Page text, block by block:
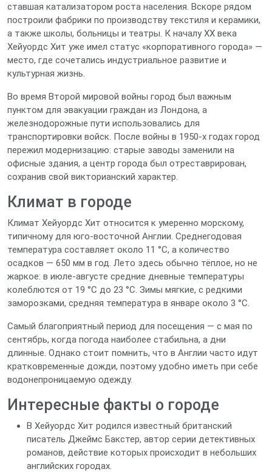
ставшая катализатором роста населения. Вскоре рядом
построили фабрики по производству текстиля и керамики,
а также школы, больницы и театры. К началу XX века
Хейуордс Хит уже имел статус «корпоративного города» —
место, где сочетались индустриальное развитие и
культурная жизнь.
Во время Второй мировой войны город был важным
пунктом для эвакуации граждан из Лондона, а
железнодорожные пути использовались для
транспортировки войск. После войны в 1950‑х годах город
пережил модернизацию: старые заводы заменили на
офисные здания, а центр города был отреставрирован,
сохранив свой викторианский характер.
Климат в городе
Климат Хейуордс Хит относится к умеренно морскому,
типичному для юго‑восточной Англии. Среднегодовая
температура составляет около 11 °C, а количество
осадков — 650 мм в год. Лето здесь обычно тёплое, но не
жаркое: в июле‑августе средние дневные температуры
колеблются от 19 °C до 23 °C. Зимы мягкие, с редкими
заморозками, средняя температура в январе около 3 °C.
Самый благоприятный период для посещения — с мая по
сентябрь, когда погода наиболее стабильна, а дни
длинные. Однако стоит помнить, что в Англии часто идут
кратковременные дожди, поэтому удобно иметь при себе
водонепроницаемую одежду.
Интересные факты о городе
В Хейуордс Хит родился известный британский
писатель Джеймс Бакстер, автор серии детективных
романов, действие которых происходит в небольших
английских городах.